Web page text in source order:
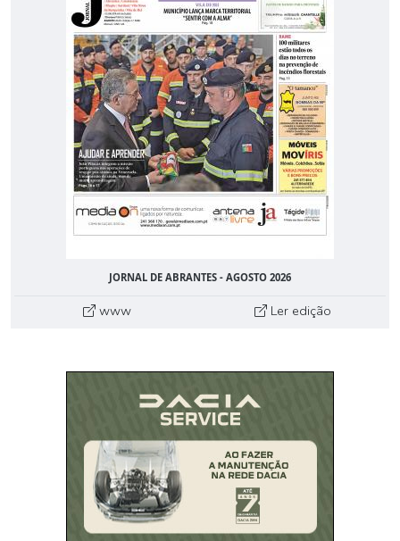
JORNAL DE ABRANTES - AGOSTO 2026
www Ler edição